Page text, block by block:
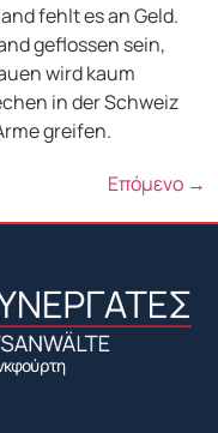
fehlt es an Geld.
geflossen sein,
wird kaum
in der Schweiz
greifen.
Επόμενο →